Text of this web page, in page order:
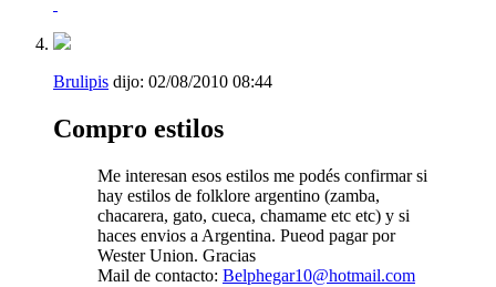
Brulipis dijo: 02/08/2010 08:44
Compro estilos
Me interesan esos estilos me podés confirmar si
hay estilos de folklore argentino (zamba,
chacarera, gato, cueca, chamame etc etc) y si
haces envios a Argentina. Pueod pagar por
Wester Union. Gracias
Mail de contacto: Belphegar10@hotmail.com